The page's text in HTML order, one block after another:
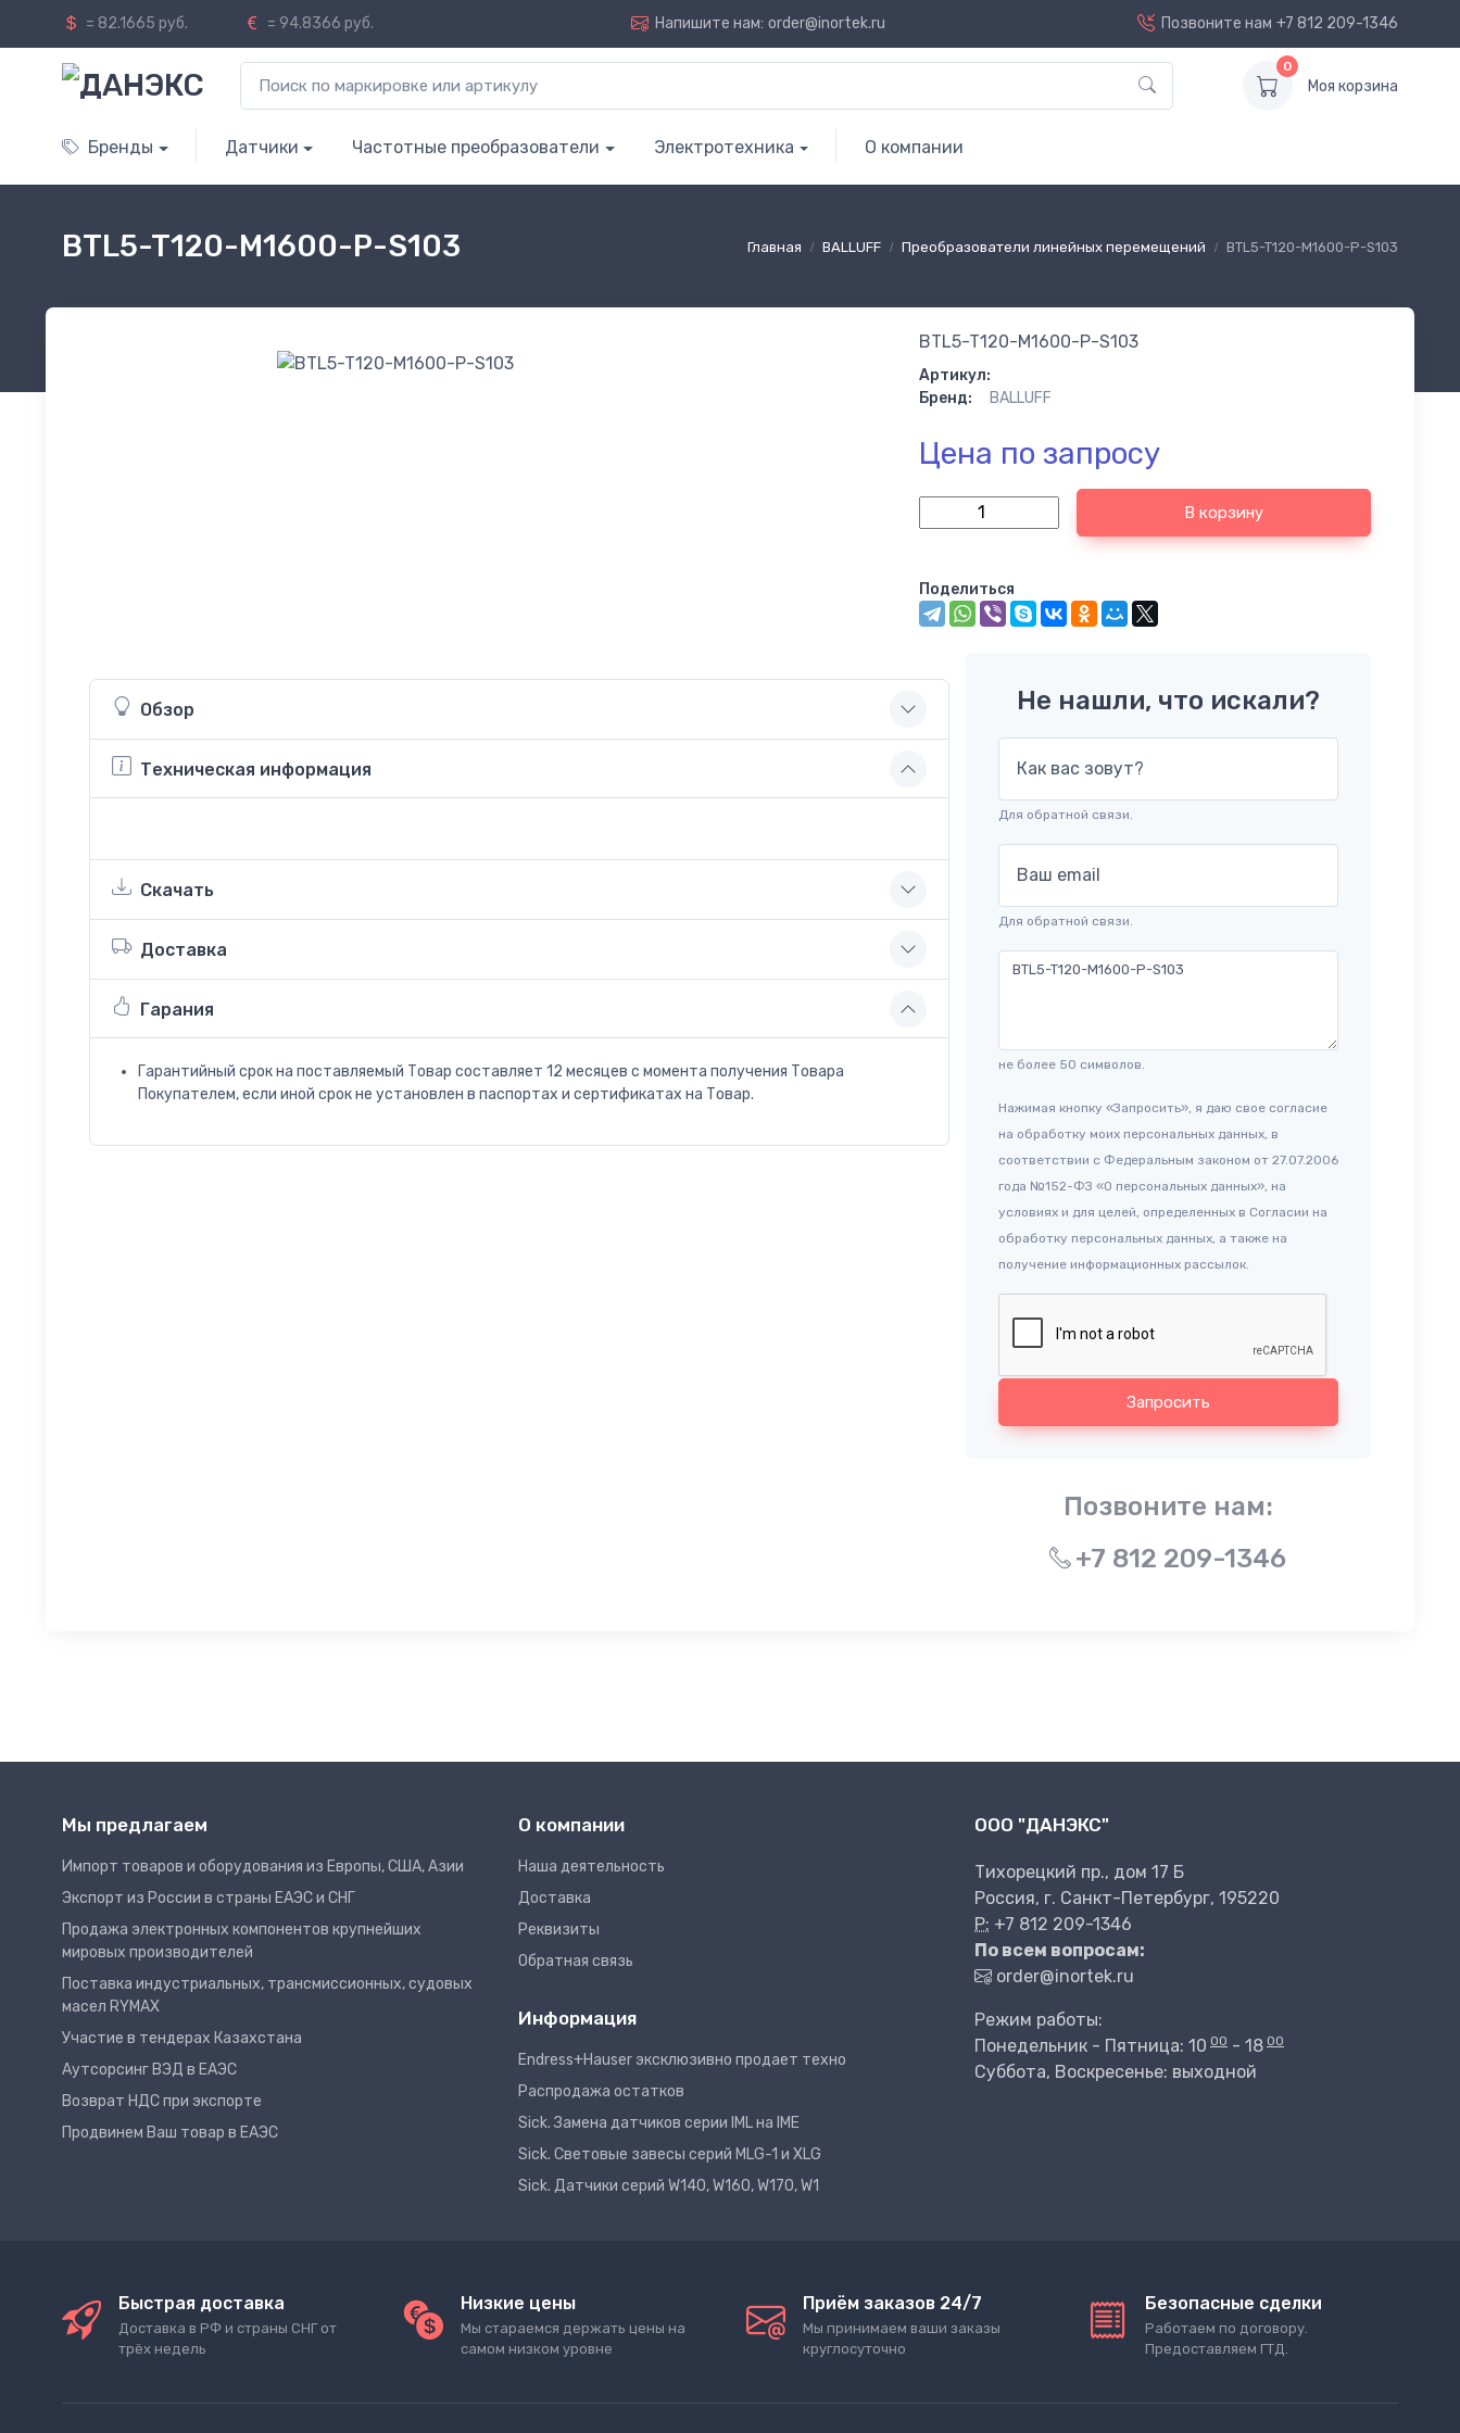
= 82.1665 руб. = 94.8366 руб. Напишите нам: order@inortek.ru Позвоните нам +7 812 209-1346
0
Моя корзина
Бренды Датчики Частотные преобразователи Электротехника О компании
Главная BALLUFF Преобразователи линейных перемещений BTL5-T120-M1600-P-S103
BTL5-T120-M1600-P-S103
BTL5-T120-M1600-P-S103
Артикул:
Бренд:
BALLUFF
Цена по запросу
В корзину
Поделиться
Обзор
Техническая информация
Скачать
Доставка
Гарания
Гарантийный срок на поставляемый Товар составляет 12 месяцев с момента получения Товара
Покупателем, если иной срок не установлен в паспортах и сертификатах на Товар.
Не нашли, что искали?
Как вас зовут?
Для обратной связи.
Ваш email
Для обратной связи.
не более 50 символов.
Нажимая кнопку «Запросить», я даю свое согласие
на обработку моих персональных данных, в
соответствии с Федеральным законом от 27.07.2006
года №152-ФЗ «О персональных данных», на
условиях и для целей, определенных в Согласии на
обработку персональных данных, а также на
получение информационных рассылок.
Запросить
Позвоните нам:
+7 812 209-1346
Мы предлагаем
Импорт товаров и оборудования из Европы, США, Азии
Экспорт из России в страны ЕАЭС и СНГ
Продажа электронных компонентов крупнейших
мировых производителей
Поставка индустриальных, трансмиссионных, судовых
масел RYMAX
Участие в тендерах Казахстана
Аутсорсинг ВЭД в ЕАЭС
Возврат НДС при экспорте
Продвинем Ваш товар в ЕАЭС
О компании
Наша деятельность
Доставка
Реквизиты
Обратная связь
Информация
Endress+Hauser эксклюзивно продает техно
Распродажа остатков
Sick. Замена датчиков серии IML на IME
Sick. Световые завесы серий MLG-1 и XLG
Sick. Датчики серий W140, W160, W170, W1
ООО "ДАНЭКС"
Тихорецкий пр., дом 17 Б
Россия, г. Санкт-Петербург, 195220
P: +7 812 209-1346
По всем вопросам:
order@inortek.ru
Режим работы:
Понедельник - Пятница: 10 00 - 18 00
Суббота, Воскресенье: выходной
Быстрая доставка
Доставка в РФ и страны СНГ от
трёх недель
Низкие цены
Мы стараемся держать цены на
самом низком уровне
Приём заказов 24/7
Мы принимаем ваши заказы
круглосуточно
Безопасные сделки
Работаем по договору.
Предоставляем ГТД.